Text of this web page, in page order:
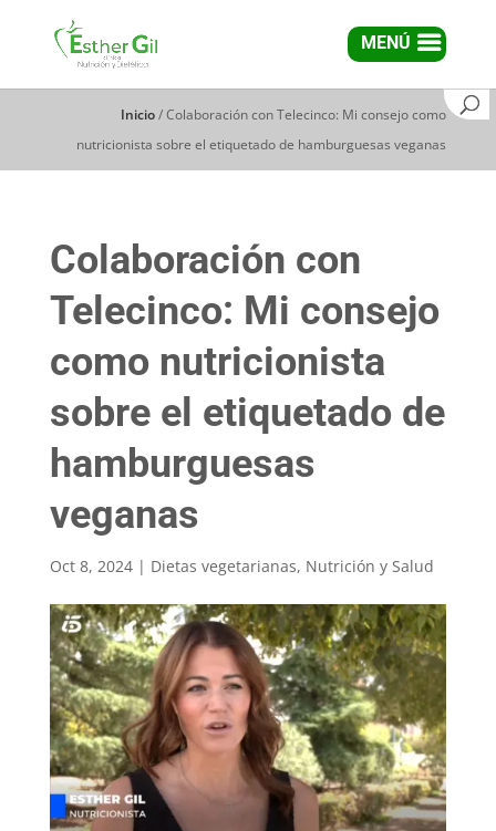
MENÚ
Inicio/Colaboración con Telecinco: Mi consejo como
nutricionista sobre el etiquetado de hamburguesas veganas
Colaboración con
Telecinco: Mi consejo
como nutricionista
sobre el etiquetado de
hamburguesas
veganas
Oct 8, 2024| Dietas vegetarianas, Nutrición y Salud